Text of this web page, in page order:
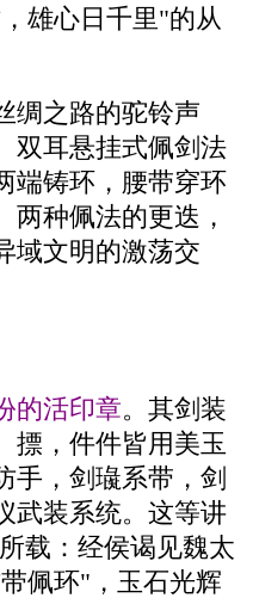
雄心日千里"的从
绸之路的驼铃声
双耳悬挂式佩剑法
端铸环，腰带穿环
两种佩法的更迭，
域文明的激荡交
的活印章。其剑装
，件件皆用美玉
手，剑璏系带，剑
武装系统。这等讲
载：经侯谒见魏太
佩环"，玉石光辉